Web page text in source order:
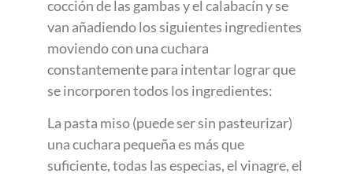
cocción de las gambas y el calabacín y se
van añadiendo los siguientes ingredientes
moviendo con una cuchara
constantemente para intentar lograr que
se incorporen todos los ingredientes:
La pasta miso (puede ser sin pasteurizar)
una cuchara pequeña es más que
suficiente, todas las especias, el vinagre, el